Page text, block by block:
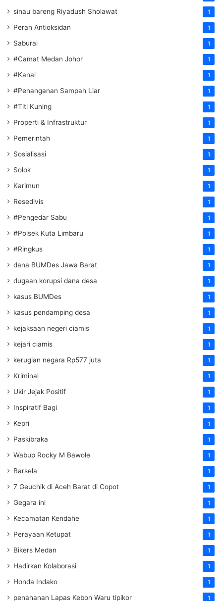
sinau bareng Riyadush Sholawat 1
Peran Antioksidan 1
Saburai 1
#Camat Medan Johor 1
#Kanal 1
#Penanganan Sampah Liar 1
#Titi Kuning 1
Properti & Infrastruktur 1
Pemerintah 1
Sosialisasi 1
Solok 1
Karimun 1
Resedivis 1
#Pengedar Sabu 1
#Polsek Kuta Limbaru 1
#Ringkus 1
dana BUMDes Jawa Barat 1
dugaan korupsi dana desa 1
kasus BUMDes 1
kasus pendamping desa 1
kejaksaan negeri ciamis 1
kejari ciamis 1
kerugian negara Rp577 juta 1
Kriminal 1
Ukir Jejak Positif 1
Inspiratif Bagi 1
Kepri 1
Paskibraka 1
Wabup Rocky M Bawole 1
Barsela 1
7 Geuchik di Aceh Barat di Copot 1
Gegara ini 1
Kecamatan Kendahe 1
Perayaan Ketupat 1
Bikers Medan 1
Hadirkan Kolaborasi 1
Honda Indako 1
penahanan Lapas Kebon Waru tipikor 1